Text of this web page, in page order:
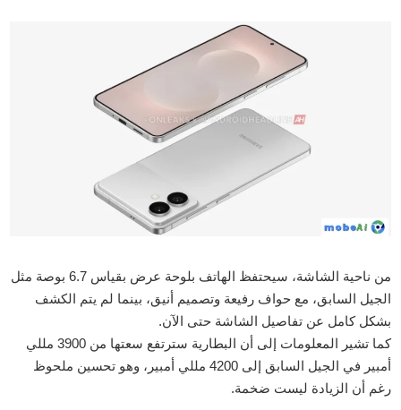
من ناحية الشاشة، سيحتفظ الهاتف بلوحة عرض بقياس 6.7 بوصة مثل
الجيل السابق، مع حواف رفيعة وتصميم أنيق، بينما لم يتم الكشف
بشكل كامل عن تفاصيل الشاشة حتى الآن.
كما تشير المعلومات إلى أن البطارية سترتفع سعتها من 3900 مللي
أمبير في الجيل السابق إلى 4200 مللي أمبير، وهو تحسين ملحوظ
رغم أن الزيادة ليست ضخمة.